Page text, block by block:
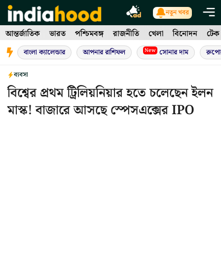
Skip
to
content
নতুন খবর
আন্তর্জাতিক ভারত পশ্চিমবঙ্গ রাজনীতি খেলা বিনোদন টেক
বাংলা ক্যালেন্ডার আপনার রাশিফল New সোনার দাম
ব্যবসা
বিশ্বের প্রথম ট্রিলিয়নিয়ার হতে চলেছেন ইলন
মাস্ক! বাজারে আসছে স্পেসএক্সের IPO